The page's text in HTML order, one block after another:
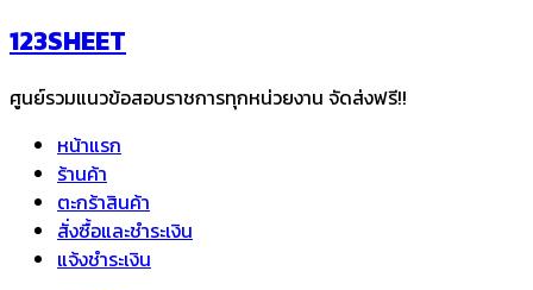
Skip
to
content
123SHEET
ศูนย์รวมแนวข้อสอบราชการทุกหน่วยงาน จัดส่งฟรี!!
หน้าแรก
ร้านค้า
ตะกร้าสินค้า
สั่งซื้อและชำระเงิน
แจ้งชำระเงิน